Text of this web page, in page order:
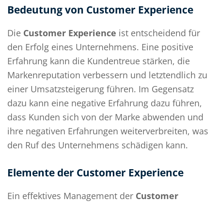
Bedeutung von Customer Experience
Die Customer Experience ist entscheidend für
den Erfolg eines Unternehmens. Eine positive
Erfahrung kann die Kundentreue stärken, die
Markenreputation verbessern und letztendlich zu
einer Umsatzsteigerung führen. Im Gegensatz
dazu kann eine negative Erfahrung dazu führen,
dass Kunden sich von der Marke abwenden und
ihre negativen Erfahrungen weiterverbreiten, was
den Ruf des Unternehmens schädigen kann.
Elemente der Customer Experience
Ein effektives Management der Customer